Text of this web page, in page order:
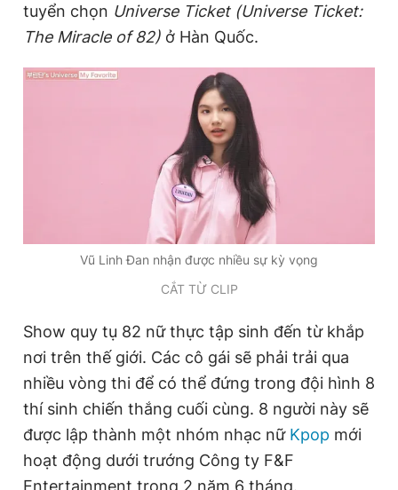
tuyển chọn Universe Ticket (Universe Ticket:
The Miracle of 82) ở Hàn Quốc.
Vũ Linh Đan nhận được nhiều sự kỳ vọng
CẮT TỪ CLIP
Show quy tụ 82 nữ thực tập sinh đến từ khắp
nơi trên thế giới. Các cô gái sẽ phải trải qua
nhiều vòng thi để có thể đứng trong đội hình 8
thí sinh chiến thắng cuối cùng. 8 người này sẽ
được lập thành một nhóm nhạc nữ Kpop mới
hoạt động dưới trướng Công ty F&F
Entertainment trong 2 năm 6 tháng.